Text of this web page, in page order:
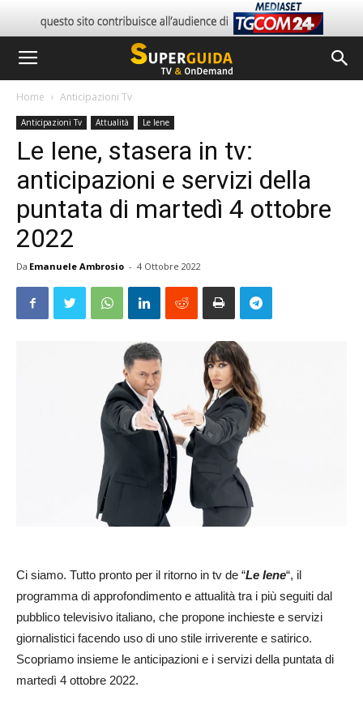
Home Anticipazioni Tv
Anticipazioni Tv Attualità Le Iene
Le Iene, stasera in tv:
anticipazioni e servizi della
puntata di martedì 4 ottobre
2022
Da Emanuele Ambrosio - 4 Ottobre 2022
Ci siamo. Tutto pronto per il ritorno in tv de “Le Iene“, il
programma di approfondimento e attualità tra i più seguiti dal
pubblico televisivo italiano, che propone inchieste e servizi
giornalistici facendo uso di uno stile irriverente e satirico.
Scopriamo insieme le anticipazioni e i servizi della puntata di
martedì 4 ottobre 2022.